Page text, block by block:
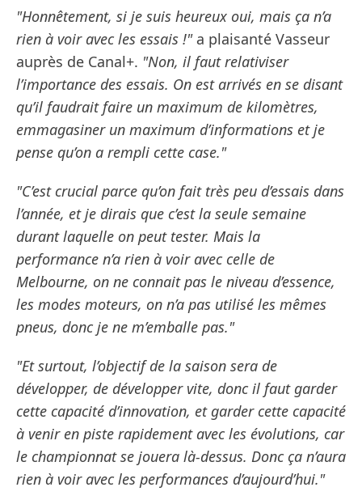
"Honnêtement, si je suis heureux oui, mais ça n’a
rien à voir avec les essais !"a plaisanté Vasseur
auprès de Canal+. "Non, il faut relativiser
l’importance des essais. On est arrivés en se disant
qu’il faudrait faire un maximum de kilomètres,
emmagasiner un maximum d’informations et je
pense qu’on a rempli cette case."
"C’est crucial parce qu’on fait très peu d’essais dans
l’année, et je dirais que c’est la seule semaine
durant laquelle on peut tester. Mais la
performance n’a rien à voir avec celle de
Melbourne, on ne connait pas le niveau d’essence,
les modes moteurs, on n’a pas utilisé les mêmes
pneus, donc je ne m’emballe pas."
"Et surtout, l’objectif de la saison sera de
développer, de développer vite, donc il faut garder
cette capacité d’innovation, et garder cette capacité
à venir en piste rapidement avec les évolutions, car
le championnat se jouera là-dessus. Donc ça n’aura
rien à voir avec les performances d’aujourd’hui."